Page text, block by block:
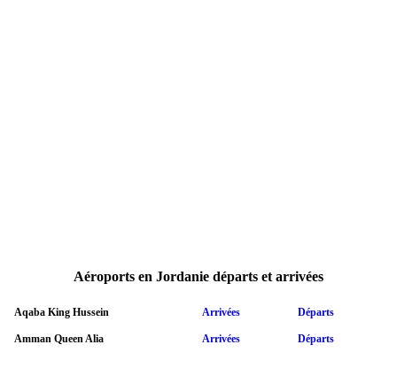
Aéroports en Jordanie départs et arrivées
Aqaba King Hussein Arrivées Départs
Amman Queen Alia Arrivées Départs